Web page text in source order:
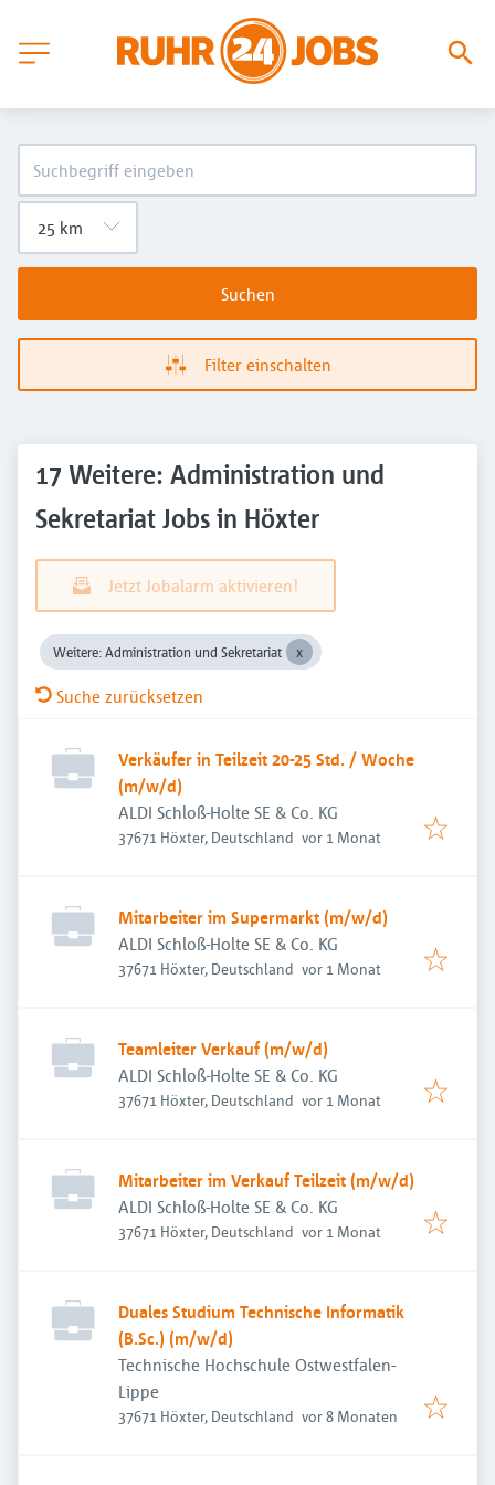
Suchen
Filter einschalten
17 Weitere: Administration und
Sekretariat Jobs in Höxter
Jetzt Jobalarm aktivieren!
Weitere: Administration und Sekretariat
Suche zurücksetzen
Verkäufer in Teilzeit 20-25 Std. / Woche
(m/w/d)
ALDI Schloß-Holte SE & Co. KG
37671 Höxter, Deutschland Veröffentlicht
vor 1 Monat
Mitarbeiter im Supermarkt (m/w/d)
ALDI Schloß-Holte SE & Co. KG
37671 Höxter, Deutschland Veröffentlicht
vor 1 Monat
Teamleiter Verkauf (m/w/d)
ALDI Schloß-Holte SE & Co. KG
37671 Höxter, Deutschland Veröffentlicht
vor 1 Monat
Mitarbeiter im Verkauf Teilzeit (m/w/d)
ALDI Schloß-Holte SE & Co. KG
37671 Höxter, Deutschland Veröffentlicht
vor 1 Monat
Duales Studium Technische Informatik
(B.Sc.) (m/w/d)
Technische Hochschule Ostwestfalen-
Lippe
37671 Höxter, Deutschland Veröffentlicht:
vor 8 Monaten